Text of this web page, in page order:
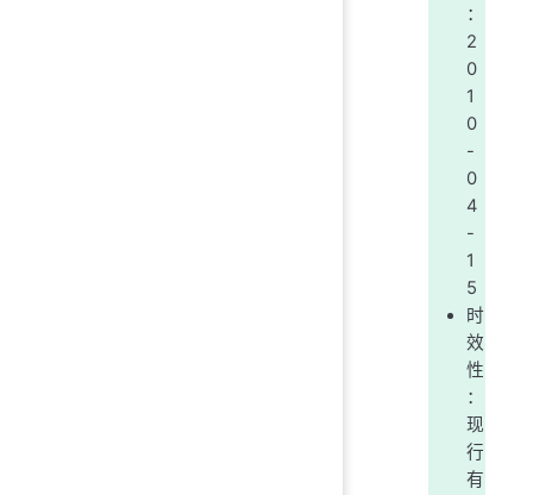
：
2
0
1
0
-
0
4
-
1
5
时
效
性
：
现
行
有